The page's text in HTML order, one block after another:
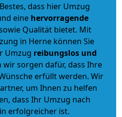
dass hier Umzug
eine hervorragende
Qualität bietet. Mit
in Herne können Sie
Umzug reibungslos und
sorgen dafür, dass Ihre
erfüllt werden. Wir
um Ihnen zu helfen
dass Ihr Umzug nach
erfolgreicher ist.